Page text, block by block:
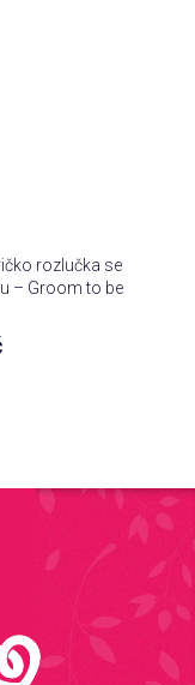
rozlučka se
– Groom to be